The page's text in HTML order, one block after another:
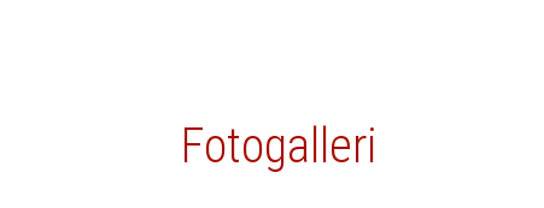
Fotogalleri